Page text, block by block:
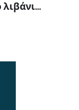
λιβάνι...